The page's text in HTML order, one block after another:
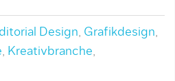
Design, Grafikdesign,
, Kreativbranche,